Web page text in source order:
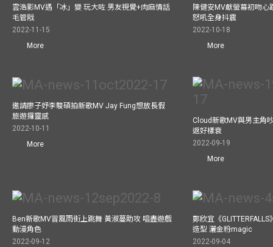
雲浩影MV遇「冰」變 玩大咗 男友視覺+肉麻情話
毛管戙
2022-11-15
More
陳健安MV獻螢幕初吻心
怒吼全身抖震
2022-10-18
More
邀請廖子妤李駿碩拍新歌MV Jay Fung想放長假
旅遊攞靈感
2022-10-11
More
Cloud新歌MV與男主角
返好樣衰
2022-09-19
More
Ben新歌MV冒風雨街上跳舞 黃淑蔓助攻 唱盡遊戲
動漫角色
2022-09-12
鄭欣宜《
造型 灑金粉magic
2022-09-04